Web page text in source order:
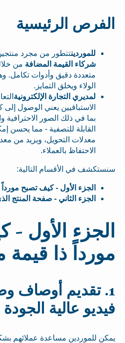
الفرص الرئيسية
للموردينتتطور من مجرد
شركاء القيمة المضافة من
متعددة دقيق وأدوات تكامل.
الولاء ويخلق التمايز.
لمديري التجارة الإلكترونية
الاستباقيين يعني الوصول
بما في ذلك الصور الاحترافية
القابلة للتصفية - مما يحسن
معدلات التحويل، ويزيد من
الاحتفاظ بالعملاء.
سنستكشف في الأقسام التالية:
الجزء الأول - كيف تصبح
الجزء الثاني - صفحة المنتج
الجزء الأول -
مورداً ذا
1. تقديم أوصاف
فيديو عالية الجودة
يمكن للموردين مساعدة عملائهم